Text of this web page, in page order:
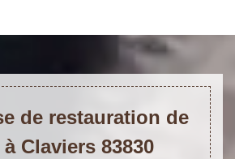
de restauration de
Claviers 83830